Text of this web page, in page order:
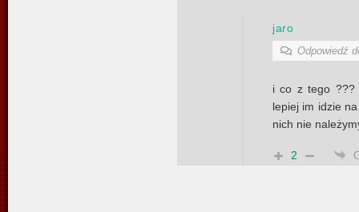
jaro
Odpowiedź
i co z tego ???
lepiej im idzie
nich nie
2